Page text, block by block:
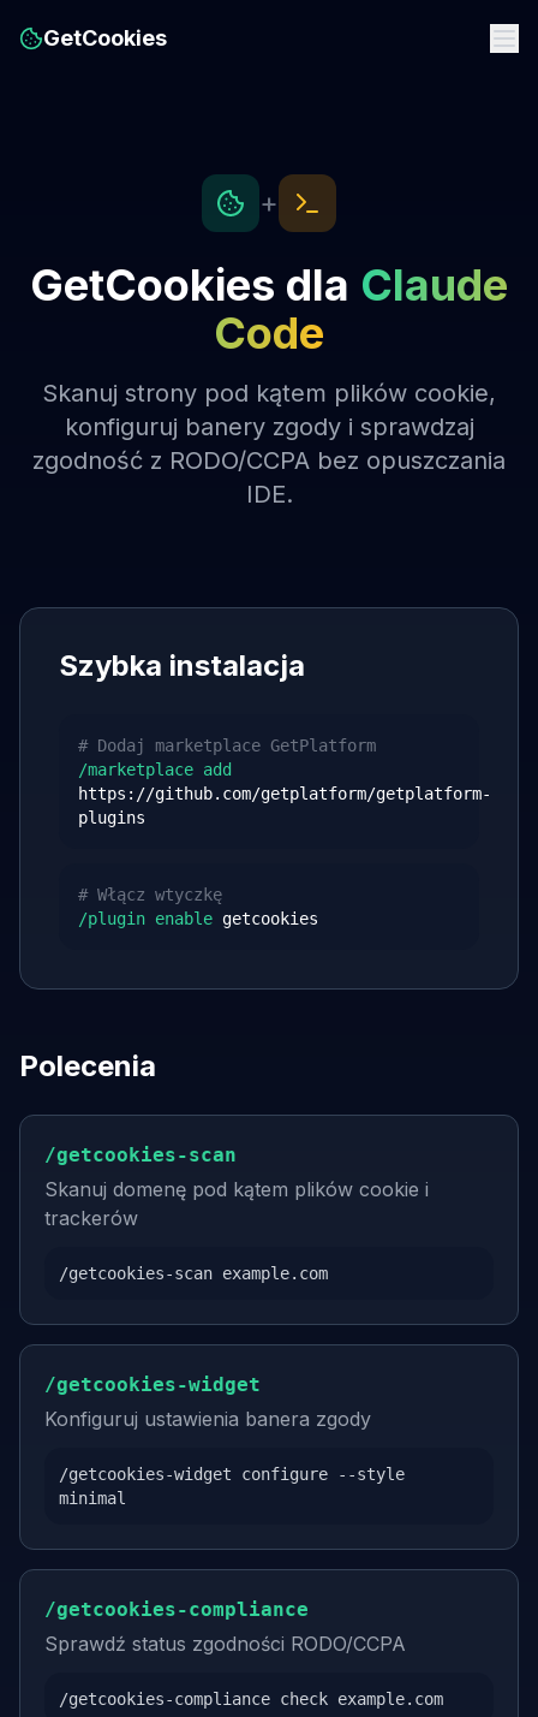
GetCookies
+
GetCookies dla Claude
Code
Skanuj strony pod kątem plików cookie,
konfiguruj banery zgody i sprawdzaj
zgodność z RODO/CCPA bez opuszczania
IDE.
Szybka instalacja
# Dodaj marketplace GetPlatform
/marketplace add
https://github.com/getplatform/getplatform-
plugins
# Włącz wtyczkę
/plugin enable getcookies
Polecenia
/getcookies-scan
Skanuj domenę pod kątem plików cookie i
trackerów
/getcookies-scan example.com
/getcookies-widget
Konfiguruj ustawienia banera zgody
/getcookies-widget configure --style
minimal
/getcookies-compliance
Sprawdź status zgodności RODO/CCPA
/getcookies-compliance check example.com